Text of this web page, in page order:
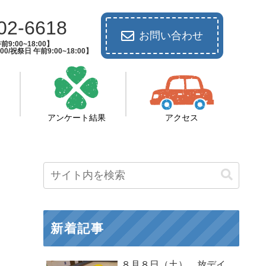
6618
9:00~18:00】
祝祭日 午前9:00~18:00】
お問い合わせ
アンケート結果 アクセス
新着記事